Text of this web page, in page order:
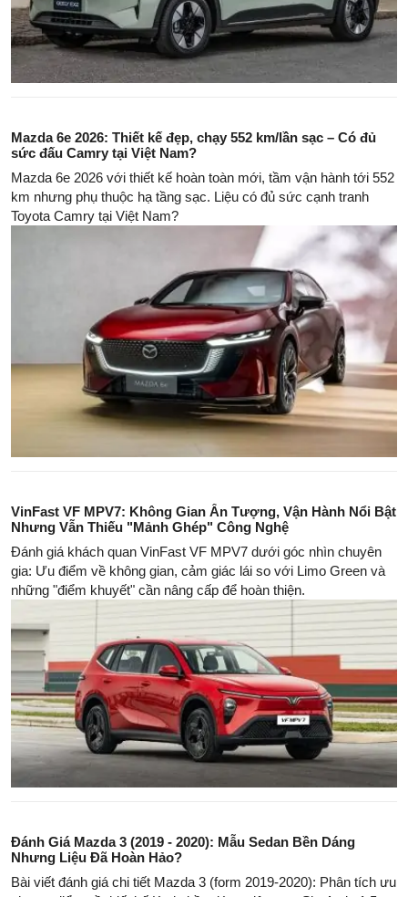
Mazda 6e 2026: Thiết kế đẹp, chạy 552 km/lần sạc – Có đủ
sức đấu Camry tại Việt Nam?
Mazda 6e 2026 với thiết kế hoàn toàn mới, tầm vận hành tới 552
km nhưng phụ thuộc hạ tầng sạc. Liệu có đủ sức cạnh tranh
Toyota Camry tại Việt Nam?
VinFast VF MPV7: Không Gian Ấn Tượng, Vận Hành Nổi Bật
Nhưng Vẫn Thiếu "Mảnh Ghép" Công Nghệ
Đánh giá khách quan VinFast VF MPV7 dưới góc nhìn chuyên
gia: Ưu điểm về không gian, cảm giác lái so với Limo Green và
những "điểm khuyết" cần nâng cấp để hoàn thiện.
Đánh Giá Mazda 3 (2019 - 2020): Mẫu Sedan Bền Dáng
Nhưng Liệu Đã Hoàn Hảo?
Bài viết đánh giá chi tiết Mazda 3 (form 2019-2020): Phân tích ưu